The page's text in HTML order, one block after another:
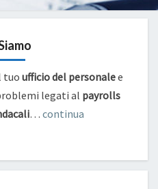
tuo ufficio del personalee
legati al payrolls
… continua